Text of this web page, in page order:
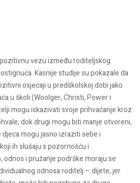
vezu između roditeljskog
Kasnije studije su pokazale da
osjećaji u predškolskoj dobi jako
u školi (Woolger, Christi, Power i
mogu iskazivati svoje prihvaćanje kroz
dok drugi mogu biti manje otvoreni,
mogu jasno izraziti sebe i
ih slušaju s pozornošću i
odnos i pružanje podrške moraju se
odnosa roditelj – dijete, jer